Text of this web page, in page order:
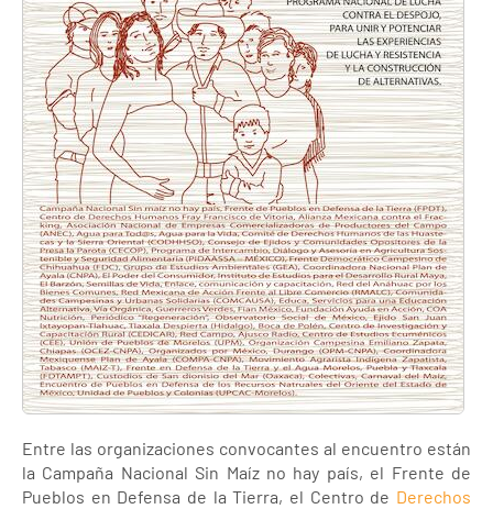
Entre las organizaciones convocantes al encuentro están
la Campaña Nacional Sin Maíz no hay país, el Frente de
Pueblos en Defensa de la Tierra, el Centro de Derechos